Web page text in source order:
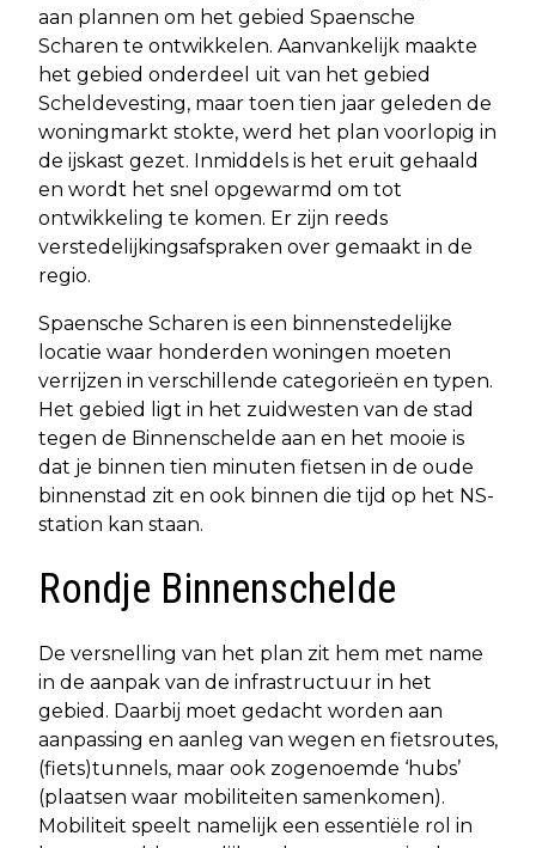
aan plannen om het gebied Spaensche
Scharen te ontwikkelen. Aanvankelijk maakte
het gebied onderdeel uit van het gebied
Scheldevesting, maar toen tien jaar geleden de
woningmarkt stokte, werd het plan voorlopig in
de ijskast gezet. Inmiddels is het eruit gehaald
en wordt het snel opgewarmd om tot
ontwikkeling te komen. Er zijn reeds
verstedelijkingsafspraken over gemaakt in de
regio.
Spaensche Scharen is een binnenstedelijke
locatie waar honderden woningen moeten
verrijzen in verschillende categorieën en typen.
Het gebied ligt in het zuidwesten van de stad
tegen de Binnenschelde aan en het mooie is
dat je binnen tien minuten fietsen in de oude
binnenstad zit en ook binnen die tijd op het NS-
station kan staan.
Rondje Binnenschelde
De versnelling van het plan zit hem met name
in de aanpak van de infrastructuur in het
gebied. Daarbij moet gedacht worden aan
aanpassing en aanleg van wegen en fietsroutes,
(fiets)tunnels, maar ook zogenoemde ‘hubs’
(plaatsen waar mobiliteiten samenkomen).
Mobiliteit speelt namelijk een essentiële rol in